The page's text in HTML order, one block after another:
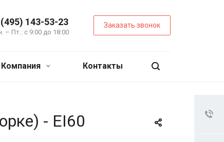
143-53-23
– Пт.: с 9:00 до 18:00
Заказать звонок
Компания Контакты
- EI60